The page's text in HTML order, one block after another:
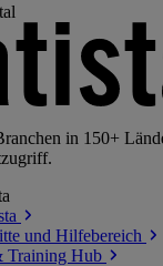
in 150+
und Hilfebereich
Training Hub